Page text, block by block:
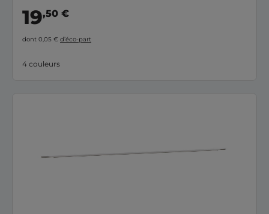
19,50 €
dont 0,05 € d’éco-part
4 couleurs